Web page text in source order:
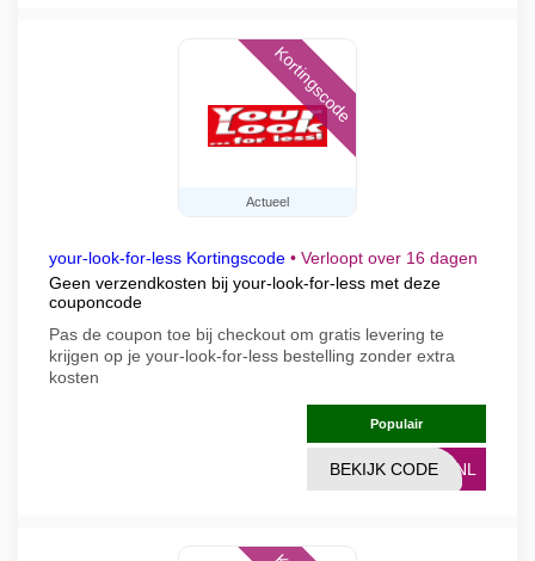
Actueel
Kortingscode
your-look-for-less Kortingscode • Verloopt over 16 dagen
Geen verzendkosten bij your-look-for-less met deze
couponcode
Pas de coupon toe bij checkout om gratis levering te
krijgen op je your-look-for-less bestelling zonder extra
kosten
Populair
26NL
BEKIJK CODE